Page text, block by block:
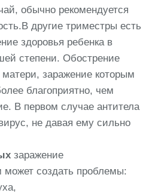
обычно рекомендуется
другие триместры есть
здоровья ребенка в
степени. Обострение
заражение которым
благоприятно, чем
В первом случае антитела
не давая ему сильно
заражение
может создать проблемы: